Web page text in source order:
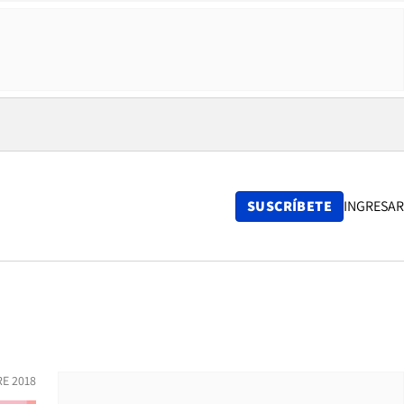
SUSCRÍBETE INGRESAR
2018